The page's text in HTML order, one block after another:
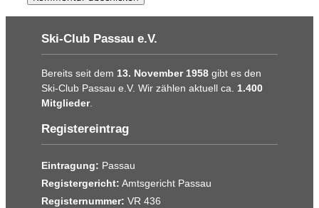
Ski-Club Passau e.V.
Bereits seit dem 13. November 1958 gibt es den
Ski-Club Passau e.V. Wir zählen aktuell ca. 1.400
Mitglieder.
Registereintrag
Eintragung: Passau
Registergericht: Amtsgericht Passau
Registernummer: VR 436